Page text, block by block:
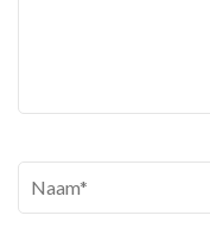
Naam*